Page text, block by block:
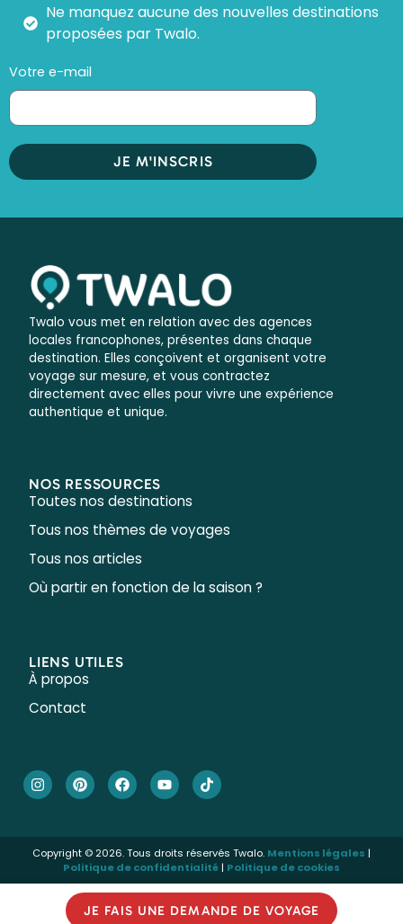
Ne manquez aucune des nouvelles destinations
proposées par Twalo.
Votre e-mail
JE M'INSCRIS
Twalo vous met en relation avec des agences
locales francophones, présentes dans chaque
destination. Elles conçoivent et organisent votre
voyage sur mesure, et vous contractez
directement avec elles pour vivre une expérience
authentique et unique.
NOS RESSOURCES
Toutes nos destinations
Tous nos thèmes de voyages
Tous nos articles
Où partir en fonction de la saison ?
LIENS UTILES
À propos
Contact
Copyright © 2026. Tous droits réservés Twalo. Mentions légales |
Politique de confidentialité| Politique de cookies
JE FAIS UNE DEMANDE DE VOYAGE